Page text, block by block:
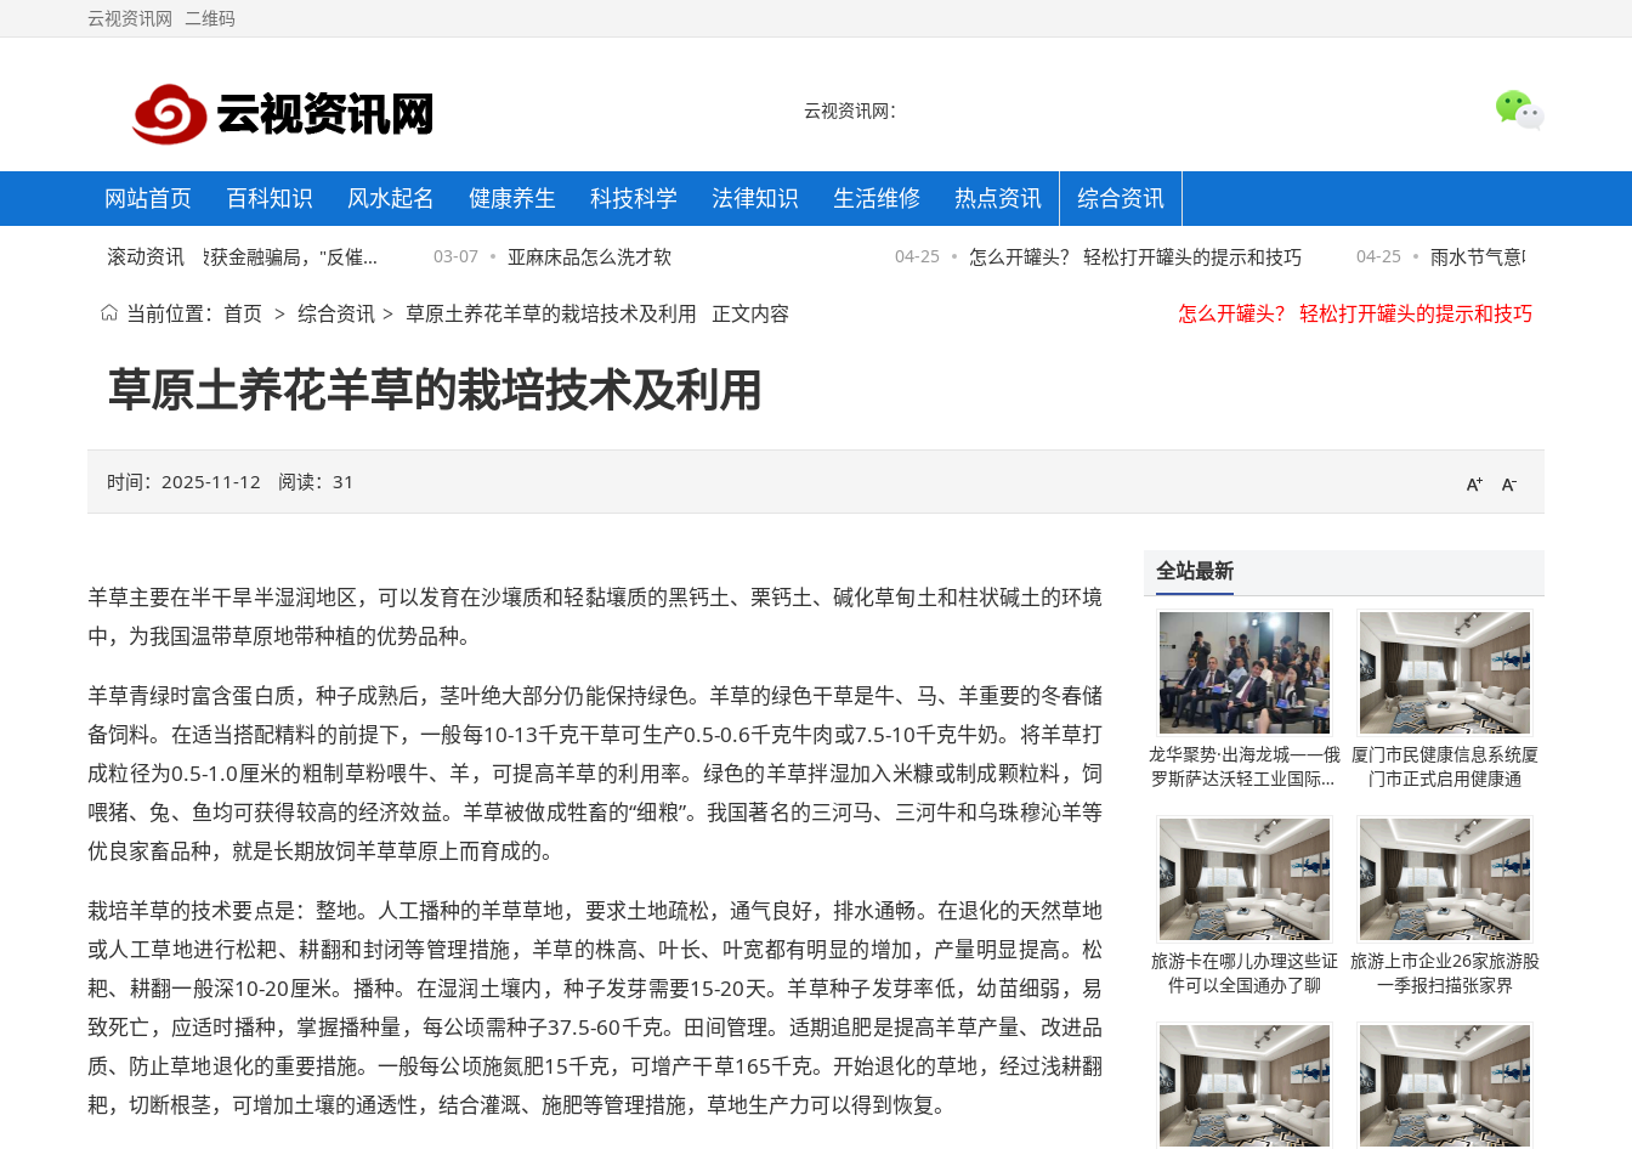
云视资讯网 二维码
云视资讯网：
网站首页 百科知识 风水起名 健康养生 科技科学 法律知识 生活维修 热点资讯 综合资讯
滚动资讯
京东金融协助警方破获金融骗局，"反催
收"套路须严防
03-07 亚麻床品怎么洗才软 04-25 怎么开罐头？ 轻松打开罐头的提示和技巧 04-25 雨水节气意味着什么2023
怎么开罐头？ 轻松打开罐头的提示和技巧
京东金融协助警方破获金融骗局，"反催收"套路须严防
怎么开罐头？ 轻松打开罐头的提示和技巧
当前位置： 首页 > 综合资讯 > 草原土养花羊草的栽培技术及利用 正文内容
草原土养花羊草的栽培技术及利用
时间：2025-11-12 阅读： 31
羊草主要在半干旱半湿润地区，可以发育在沙壤质和轻黏壤质的黑钙土、栗钙土、碱化草甸土和柱状碱土的环境
中，为我国温带草原地带种植的优势品种。
羊草青绿时富含蛋白质，种子成熟后，茎叶绝大部分仍能保持绿色。羊草的绿色干草是牛、马、羊重要的冬春储
备饲料。在适当搭配精料的前提下，一般每10-13千克干草可生产0.5-0.6千克牛肉或7.5-10千克牛奶。将羊草打
成粒径为0.5-1.0厘米的粗制草粉喂牛、羊，可提高羊草的利用率。绿色的羊草拌湿加入米糠或制成颗粒料，饲
喂猪、兔、鱼均可获得较高的经济效益。羊草被做成牲畜的“细粮”。我国著名的三河马、三河牛和乌珠穆沁羊等
优良家畜品种，就是长期放饲羊草草原上而育成的。
栽培羊草的技术要点是：整地。人工播种的羊草草地，要求土地疏松，通气良好，排水通畅。在退化的天然草地
或人工草地进行松耙、耕翻和封闭等管理措施，羊草的株高、叶长、叶宽都有明显的增加，产量明显提高。松
耙、耕翻一般深10-20厘米。播种。在湿润土壤内，种子发芽需要15-20天。羊草种子发芽率低，幼苗细弱，易
致死亡，应适时播种，掌握播种量，每公顷需种子37.5-60千克。田间管理。适期追肥是提高羊草产量、改进品
质、防止草地退化的重要措施。一般每公顷施氮肥15千克，可增产干草165千克。开始退化的草地，经过浅耕翻
耙，切断根茎，可增加土壤的通透性，结合灌溉、施肥等管理措施，草地生产力可以得到恢复。
全站最新
龙华聚势·出海龙城——俄
罗斯萨达沃轻工业国际论
厦门市民健康信息系统厦
门市正式启用健康通
旅游卡在哪儿办理这些证
件可以全国通办了聊
旅游上市企业26家旅游股
一季报扫描张家界